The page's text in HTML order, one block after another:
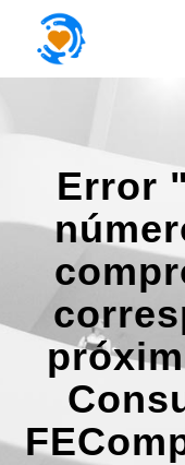
Enviar ticket
EntradaError